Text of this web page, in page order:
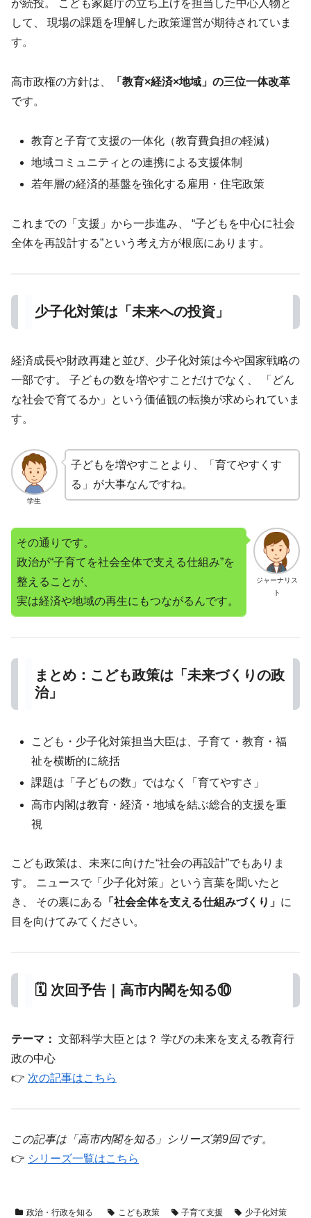
が続投。 こども家庭庁の立ち上げを担当した中心人物と
して、 現場の課題を理解した政策運営が期待されていま
す。
高市政権の方針は、
「教育×経済×地域」の三位一体改革
です。
教育と子育て支援の一体化（教育費負担の軽減）
地域コミュニティとの連携による支援体制
若年層の経済的基盤を強化する雇用・住宅政策
これまでの「支援」から一歩進み、 “子どもを中心に社会
全体を再設計する”という考え方が根底にあります。
少子化対策は「未来への投資」
経済成長や財政再建と並び、少子化対策は今や国家戦略の
一部です。 子どもの数を増やすことだけでなく、 「どん
な社会で育てるか」という価値観の転換が求められていま
す。
学生
子どもを増やすことより、「育てやすくす
る」が大事なんですね。
ジャーナリス
ト
その通りです。
政治が“子育てを社会全体で支える仕組み”を
整えることが、
実は経済や地域の再生にもつながるんです。
まとめ：こども政策は「未来づくりの政
治」
こども・少子化対策担当大臣は、子育て・教育・福
祉を横断的に統括
課題は「子どもの数」ではなく「育てやすさ」
高市内閣は教育・経済・地域を結ぶ総合的支援を重
視
こども政策は、未来に向けた“社会の再設計”でもありま
す。 ニュースで「少子化対策」という言葉を聞いたと
き、 その裏にある
「社会全体を支える仕組みづくり」 に
目を向けてみてください。
🗓️ 次回予告｜高市内閣を知る⑩
テーマ： 文部科学大臣とは？ 学びの未来を支える教育行
政の中心
👉 次の記事はこちら
この記事は「高市内閣を知る」シリーズ第9回です。
👉 シリーズ一覧はこちら
政治・行政を知る こども政策 子育て支援
少子化対策